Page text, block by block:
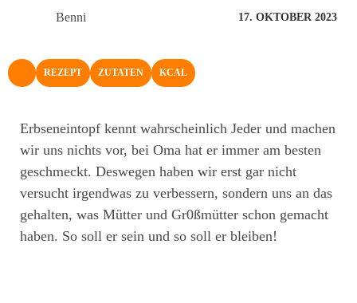
Benni 17. OKTOBER 2023
NACH OBEN
REZEPT ZUTATEN KCAL
Erbseneintopf kennt wahrscheinlich Jeder und machen
wir uns nichts vor, bei Oma hat er immer am besten
geschmeckt. Deswegen haben wir erst gar nicht
versucht irgendwas zu verbessern, sondern uns an das
gehalten, was Mütter und Gr0ßmütter schon gemacht
haben. So soll er sein und so soll er bleiben!